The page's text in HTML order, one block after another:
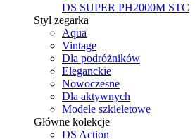
DS SUPER PH2000M STC
Styl zegarka
Aqua
Vintage
Dla podróżników
Eleganckie
Nowoczesne
Dla aktywnych
Modele szkieletowe
Główne kolekcje
DS Action